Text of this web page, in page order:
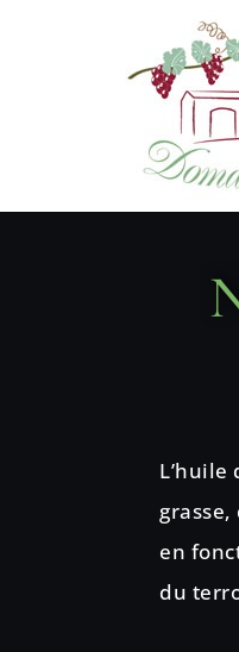
[rev_slider alias="huile"][/
L’huile
en
du